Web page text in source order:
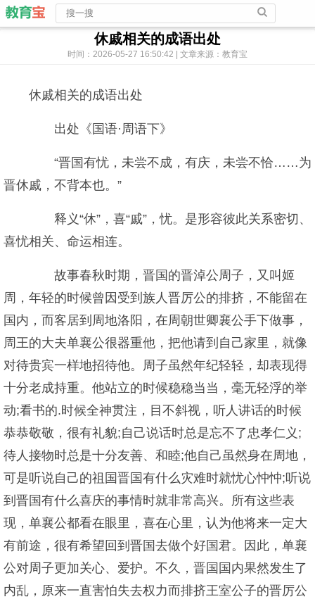
休戚相关的成语出处
时间：2026-05-27 16:50:42 | 文章来源：教育宝
休戚相关的成语出处
出处《国语·周语下》
“晋国有忧，未尝不成，有庆，未尝不恰……为
晋休戚，不背本也。”
释义“休”，喜“戚”，忧。是形容彼此关系密切、
喜忧相关、命运相连。
故事春秋时期，晋国的晋淖公周子，又叫姬
周，年轻的时候曾因受到族人晋厉公的排挤，不能留在
国内，而客居到周地洛阳，在周朝世卿襄公手下做事，
周王的大夫单襄公很器重他，把他请到自己家里，就像
对待贵宾一样地招待他。周子虽然年纪轻轻，却表现得
十分老成持重。他站立的时候稳稳当当，毫无轻浮的举
动;看书的.时候全神贯注，目不斜视，听人讲话的时候
恭恭敬敬，很有礼貌;自己说话时总是忘不了忠孝仁义;
待人接物时总是十分友善、和睦;他自己虽然身在周地，
可是听说自己的祖国晋国有什么灾难时就忧心忡忡;听说
到晋国有什么喜庆的事情时就非常高兴。所有这些表
现，单襄公都看在眼里，喜在心里，认为他将来一定大
有前途，很有希望回到晋国去做个好国君。因此，单襄
公对周子更加关心、爱护。不久，晋国国内果然发生了
内乱，原来一直害怕失去权力而排挤王室公子的晋厉公